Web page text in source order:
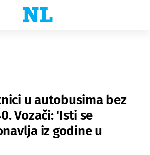
u autobusima bez
Vozači: 'Isti se
iz godine u